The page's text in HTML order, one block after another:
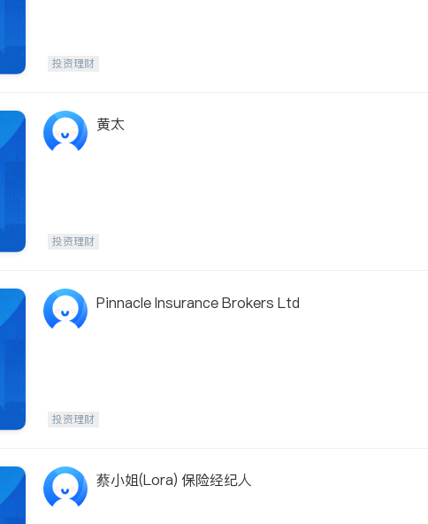
投资理财
黄太
投资理财
Pinnacle Insurance Brokers Ltd
投资理财
蔡小姐(Lora) 保险经纪人